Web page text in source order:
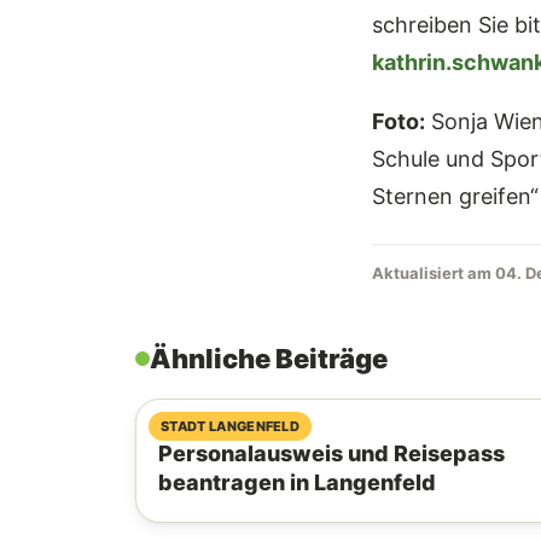
schreiben Sie
Foto: Sonja
Schule und
Sternen
Aktualisiert am 04.
Ähnliche Beiträge
STADT LANGENFELD
26. August 2025
Personalausweis und Reisepass
beantragen in Langenfeld